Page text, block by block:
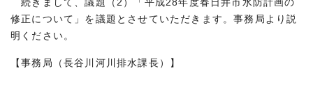
続きまして、議題（2）「平成28年度春日井市水防計画の
修正について」を議題とさせていただきます。事務局より説
明ください。
【事務局（長谷川河川排水課長）】